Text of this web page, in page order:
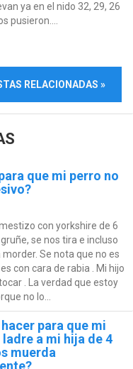
ya en el nido 32, 29, 26
pusieron....
RELACIONADAS »
que mi perro no
con yorkshire de 6
se nos tira e incluso
Se nota que no es
con cara de rabia . Mi hijo
. La verdad que estoy
no lo...
para que mi
a mi hija de 4
muerda